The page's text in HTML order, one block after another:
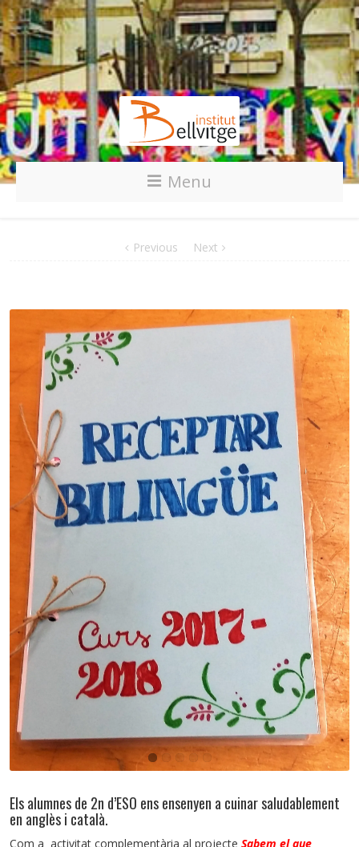
Menu
Previous Next
Els alumnes de 2n d’ESO ens ensenyen a cuinar saludablement
en anglès i català.
Com a activitat complementària al projecte Sabem el que